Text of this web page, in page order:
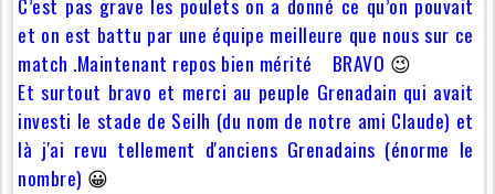
C’est pas grave les poulets on a donné ce qu’on pouvait
et on est battu par une équipe meilleure que nous sur ce
match .Maintenant repos bien mérité BRAVO 😉
Et surtout bravo et merci au peuple Grenadain qui avait
investi le stade de Seilh (du nom de notre ami Claude) et
là j'ai revu tellement d'anciens Grenadains (énorme le
nombre) 😀